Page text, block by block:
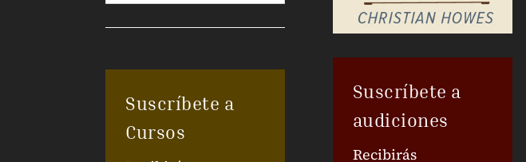
Suscríbete a
Cursos
Suscríbete a
audiciones
Recibirás